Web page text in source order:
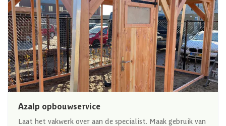
Azalp opbouwservice
Laat het vakwerk over aan de specialist. Maak gebruik van